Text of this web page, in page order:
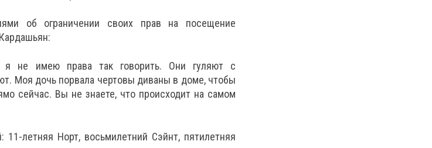
об ограничении своих прав на посещение
не имею права так говорить. Они гуляют с
Моя дочь порвала чертовы диваны в доме, чтобы
сейчас. Вы не знаете, что происходит на самом
летняя Норт, восьмилетний Сэйнт, пятилетняя